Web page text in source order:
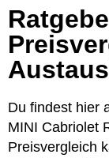
Du findest hier
MINI Cabriolet
Preisvergleich